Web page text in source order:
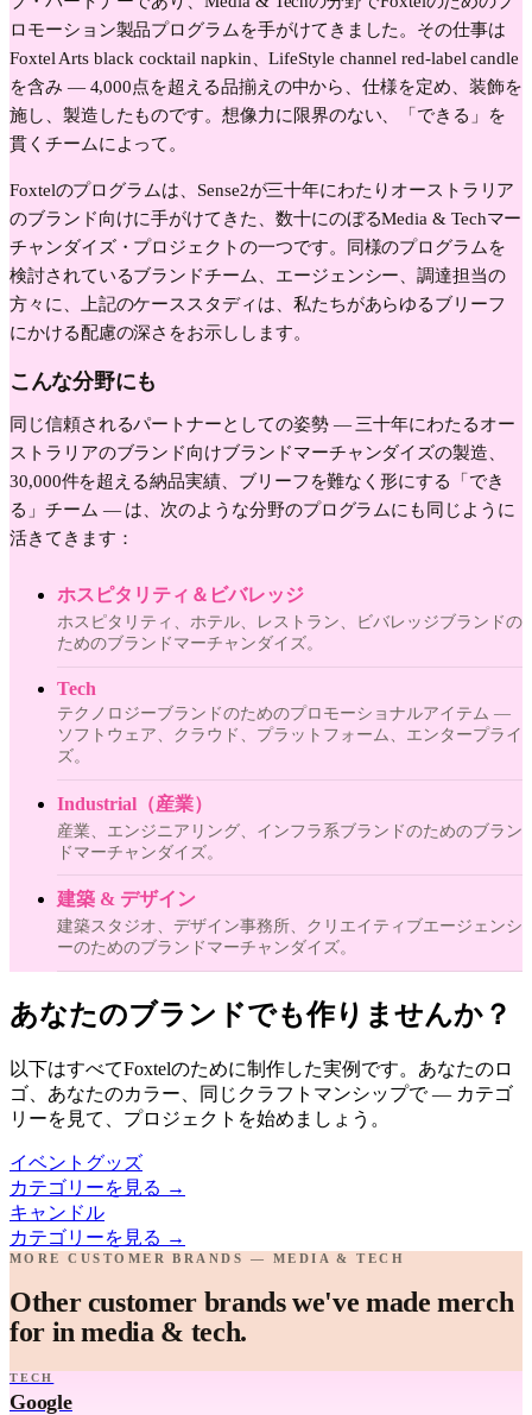
ロモーション製品プログラムを手がけてきました。その仕事は
Foxtel Arts black cocktail napkin、LifeStyle channel red-label candle
を含み — 4,000点を超える品揃えの中から、仕様を定め、装飾を
施し、製造したものです。想像力に限界のない、「できる」を
貫くチームによって。
Foxtelのプログラムは、Sense2が三十年にわたりオーストラリア
のブランド向けに手がけてきた、数十にのぼるMedia & Techマー
チャンダイズ・プロジェクトの一つです。同様のプログラムを
検討されているブランドチーム、エージェンシー、調達担当の
方々に、上記のケーススタディは、私たちがあらゆるブリーフ
にかける配慮の深さをお示しします。
こんな分野にも
同じ信頼されるパートナーとしての姿勢 — 三十年にわたるオー
ストラリアのブランド向けブランドマーチャンダイズの製造、
30,000件を超える納品実績、ブリーフを難なく形にする「でき
る」チーム — は、次のような分野のプログラムにも同じように
活きてきます：
ホスピタリティ＆ビバレッジ
ホスピタリティ、ホテル、レストラン、ビバレッジブランドの
ためのブランドマーチャンダイズ。
Tech
テクノロジーブランドのためのプロモーショナルアイテム —
ソフトウェア、クラウド、プラットフォーム、エンタープライ
ズ。
Industrial（産業）
産業、エンジニアリング、インフラ系ブランドのためのブラン
ドマーチャンダイズ。
建築 & デザイン
建築スタジオ、デザイン事務所、クリエイティブエージェンシ
ーのためのブランドマーチャンダイズ。
あなたのブランドでも作りませんか？
以下はすべてFoxtelのために制作した実例です。あなたのロ
ゴ、あなたのカラー、同じクラフトマンシップで — カテゴ
リーを見て、プロジェクトを始めましょう。
イベントグッズ
カテゴリーを見る →
キャンドル
カテゴリーを見る →
MORE CUSTOMER BRANDS — MEDIA & TECH
Other customer brands we've made merch
for in media & tech.
TECH
Google